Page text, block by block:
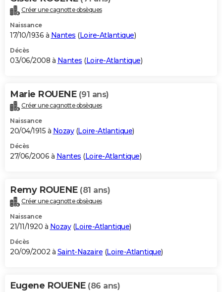
Créer une cagnotte obsèques
Naissance
17/10/1936 à Nantes (Loire-Atlantique)
Décès
03/06/2008 à Nantes (Loire-Atlantique)
Marie ROUENE (91 ans)
Créer une cagnotte obsèques
Naissance
20/04/1915 à Nozay(Loire-Atlantique)
Décès
27/06/2006 à Nantes (Loire-Atlantique)
Remy ROUENE (81 ans)
Créer une cagnotte obsèques
Naissance
21/11/1920 à Nozay(Loire-Atlantique)
Décès
20/09/2002 à Saint-Nazaire (Loire-Atlantique)
Eugene ROUENE (86 ans)